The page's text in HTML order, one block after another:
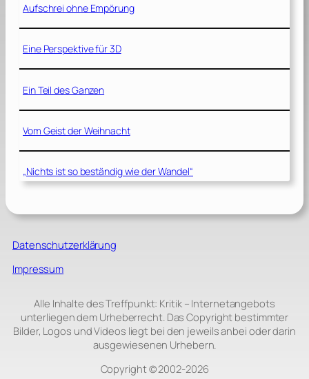
Aufschrei ohne Empörung
Eine Perspektive für 3D
Ein Teil des Ganzen
Vom Geist der Weihnacht
„Nichts ist so beständig wie der Wandel“
Datenschutzerklärung
Impressum
Alle Inhalte des Treffpunkt: Kritik – Internetangebots
unterliegen dem Urheberrecht. Das Copyright bestimmter
Bilder, Logos und Videos liegt bei den jeweils anbei oder darin
ausgewiesenen Urhebern.
Copyright © 2002‑2026